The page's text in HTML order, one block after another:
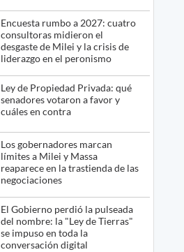
Encuesta rumbo a 2027: cuatro
consultoras midieron el
desgaste de Milei y la crisis de
liderazgo en el peronismo
Ley de Propiedad Privada: qué
senadores votaron a favor y
cuáles en contra
Los gobernadores marcan
límites a Milei y Massa
reaparece en la trastienda de las
negociaciones
El Gobierno perdió la pulseada
del nombre: la "Ley de Tierras"
se impuso en toda la
conversación digital